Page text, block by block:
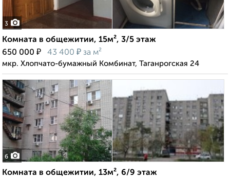
3
Комната в общежитии, 15м², 3/5 этаж
650 000 ₽ 43 400 ₽ за м²
мкр. Хлопчато-бумажный Комбинат, Таганрогская 24
6
Комната в общежитии, 13м², 6/9 этаж